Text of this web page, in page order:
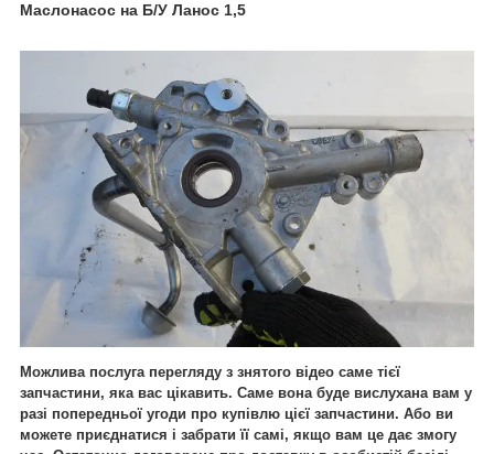
Маслонасос на Б/У Ланос 1,5
Можлива послуга перегляду з знятого відео саме тієї
запчастини, яка вас цікавить. Саме вона буде вислухана вам у
разі попередньої угоди про купівлю цієї запчастини. Або ви
можете приєднатися і забрати її самі, якщо вам це дає змогу